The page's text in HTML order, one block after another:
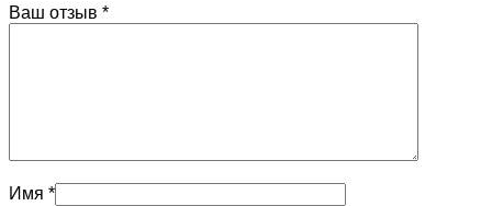
Ваш отзыв *
Имя *